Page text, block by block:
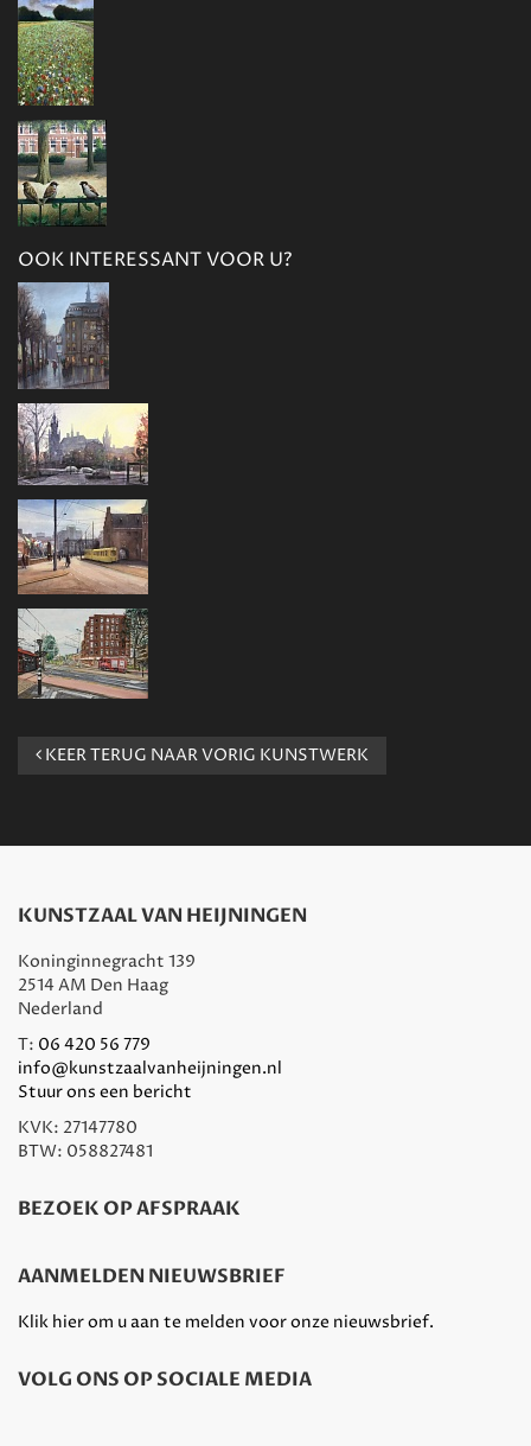
OOK INTERESSANT VOOR U?
KEER TERUG NAAR VORIG KUNSTWERK
KUNSTZAAL VAN HEIJNINGEN
Koninginnegracht 139
2514 AM Den Haag
Nederland
T: 06 420 56 779
info@kunstzaalvanheijningen.nl
Stuur ons een bericht
KVK: 27147780
BTW: 058827481
BEZOEK OP AFSPRAAK
AANMELDEN NIEUWSBRIEF
Klik hier om u aan te melden voor onze nieuwsbrief.
VOLG ONS OP SOCIALE MEDIA